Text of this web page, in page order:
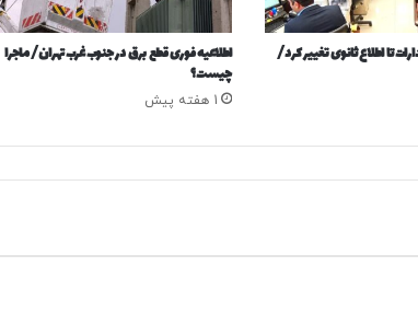
ک
ر
د
س
تا اطلاع ثانوی تغییر کرد/
اطلاعیه فوری قطع برق در جنوب غرب تهران/ ماجرا
چیست؟
1 هفته پیش